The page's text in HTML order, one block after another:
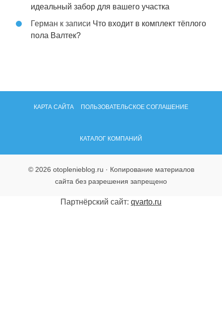
идеальный забор для вашего участка
Герман к записи Что входит в комплект тёплого
пола Валтек?
КАРТА САЙТА ПОЛЬЗОВАТЕЛЬСКОЕ СОГЛАШЕНИЕ
КАТАЛОГ КОМПАНИЙ
© 2026 otoplenieblog.ru · Копирование материалов
сайта без разрешения запрещено
Партнёрский сайт: qvarto.ru